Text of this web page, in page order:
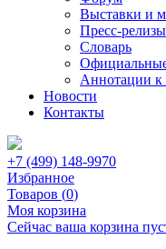
Выставки и
Пресс-релизы
Словарь
Аннотации к
Новости
Контакты
+7 (499) 148-9970
Избранное
Товаров (0)
Моя корзина
Сейчас ваша корзина